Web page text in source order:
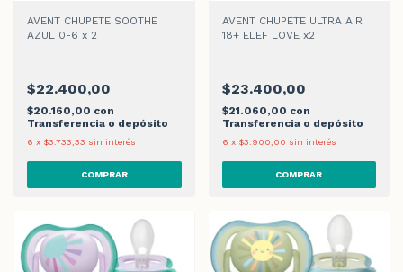
AVENT CHUPETE SOOTHE
AZUL 0-6 x 2
$22.400,00
$20.160,00 con
Transferencia o depósito
6 x $3.733,33 sin interés
AVENT CHUPETE ULTRA AIR
18+ ELEF LOVE x2
$23.400,00
$21.060,00 con
Transferencia o depósito
6 x $3.900,00 sin interés